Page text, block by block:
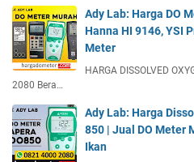
Ady Lab: Harga DO
Hanna HI 9146, YSI
Meter
HARGA DISSOLVED
2080 Bera…
Ady Lab: Harga
850 | Jual DO Meter
Ikan